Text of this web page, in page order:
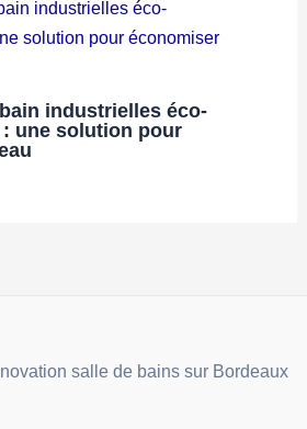
industrielles éco-
une solution pour
salle de bains sur Bordeaux